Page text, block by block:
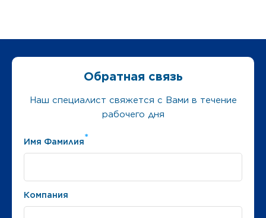
Обратная связь
Наш специалист свяжется с Вами в течение
рабочего дня
Имя Фамилия*
Компания